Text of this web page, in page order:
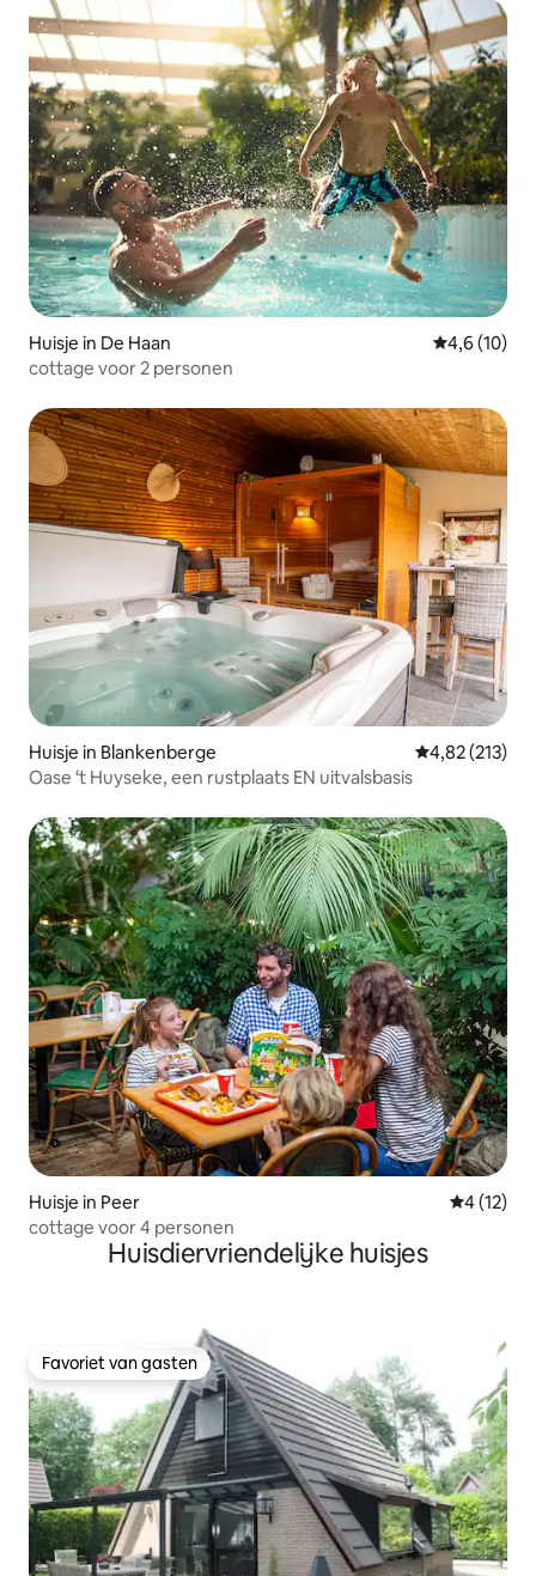
Huisje in De Haan
4,6 (10)
cottage voor 2 personen
Huisje in Blankenberge Gemiddelde
4,82 (213)
Oase ‘t Huyseke, een rustplaats EN uitvalsbasis
Huisje in Peer
4 (12)
cottage voor 4 personen
Huisdiervriendelijke huisjes
Favoriet van gasten
Favoriet van gasten